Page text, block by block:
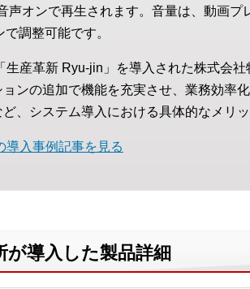
声オンで再生されます。音量は、動画
調整可能です。
生産革新 Ryu-jin」を導入された株式会
ンの追加で機能を充実させ、業務効率
、システム導入における具体的なメリ
導入事例記事を見る
が導入した製品詳細